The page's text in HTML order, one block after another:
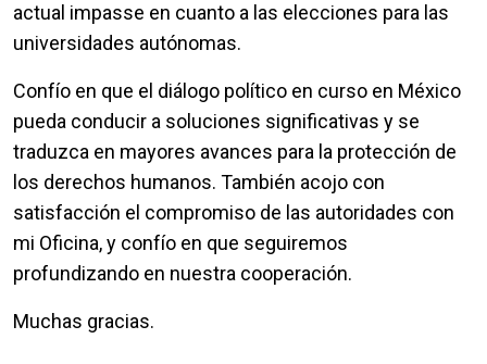
actual impasse en cuanto a las elecciones para las
universidades autónomas.
Confío en que el diálogo político en curso en México
pueda conducir a soluciones significativas y se
traduzca en mayores avances para la protección de
los derechos humanos. También acojo con
satisfacción el compromiso de las autoridades con
mi Oficina, y confío en que seguiremos
profundizando en nuestra cooperación.
Muchas gracias.